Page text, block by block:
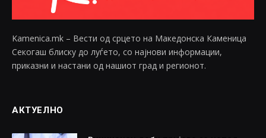
Kamenica.mk – Вести од срцето на Македонска Каменица
Секогаш блиску до луѓето, со најнови информации,
приказни и настани од нашиот град и регионот.
АКТУЕЛНО